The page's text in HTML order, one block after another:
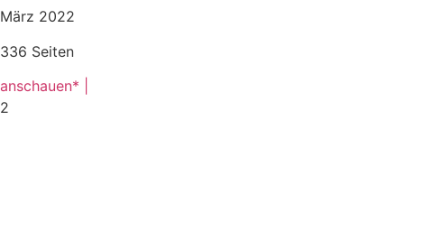
März 2022
336 Seiten
anschauen* |
2